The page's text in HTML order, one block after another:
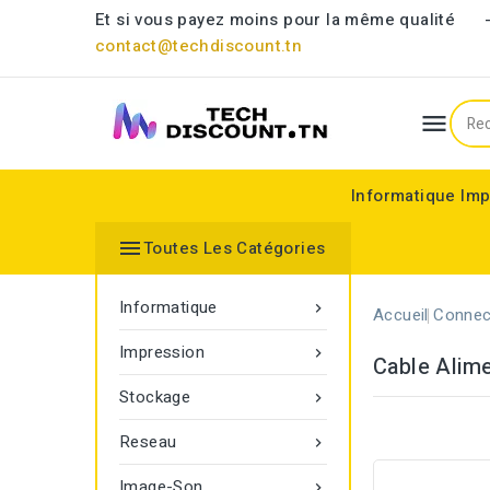
Et si vous payez moins pour la même
contact@techdiscount.tn

Informatique
Toutes Les Catégories

Informatique

Impression

Stockage

Reseau
Accueil
Cable